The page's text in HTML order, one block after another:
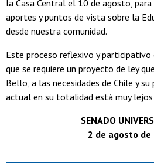
la Casa Central el 10 de agosto,
aportes y puntos de vista sobre la
desde nuestra comunidad.
Este proceso reflexivo y participativo
que se requiere un proyecto de ley
Bello, a las necesidades de Chile y
actual en su totalidad está muy
SENADO
2 de agosto de